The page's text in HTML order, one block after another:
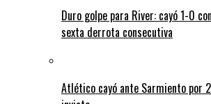
Duro golpe para River: cayó 1-0
sexta derrota consecutiva
Atlético cayó ante Sarmiento por